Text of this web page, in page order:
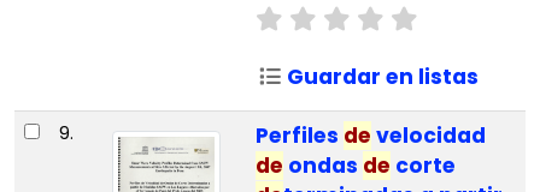
Guardar en listas
9. Perfiles de velocidad
de ondas de corte